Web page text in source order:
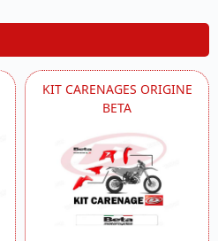
KIT CARENAGES ORIGINE
BETA